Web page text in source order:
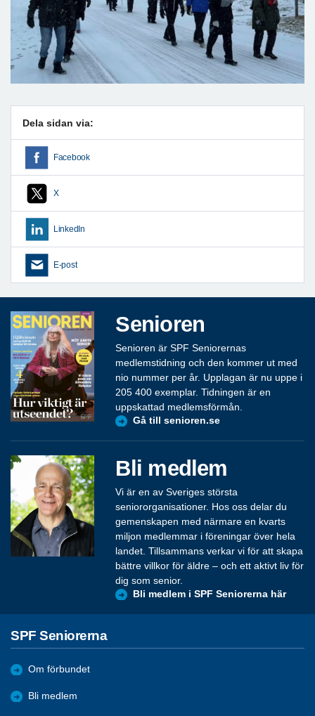
Dela sidan via:
Facebook
X
LinkedIn
E-post
Senioren
Senioren är SPF Seniorernas
medlemstidning och den kommer ut med
nio nummer per år. Upplagan är nu uppe i
205 400 exemplar. Tidningen är en
uppskattad medlemsförmån.
Gå till senioren.se
Bli medlem
Vi är en av Sveriges största
seniororganisationer. Hos oss delar du
gemenskapen med närmare en kvarts
miljon medlemmar i föreningar över hela
landet. Tillsammans verkar vi för att skapa
bättre villkor för äldre – och ett aktivt liv för
dig som senior.
Bli medlem i SPF Seniorerna här
SPF Seniorerna
Om förbundet
Bli medlem